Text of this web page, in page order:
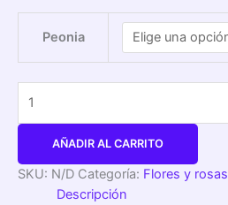
Peonia
AÑADIR AL CARRITO
SKU: N/D Categoría: Flores y rosas
Descripción